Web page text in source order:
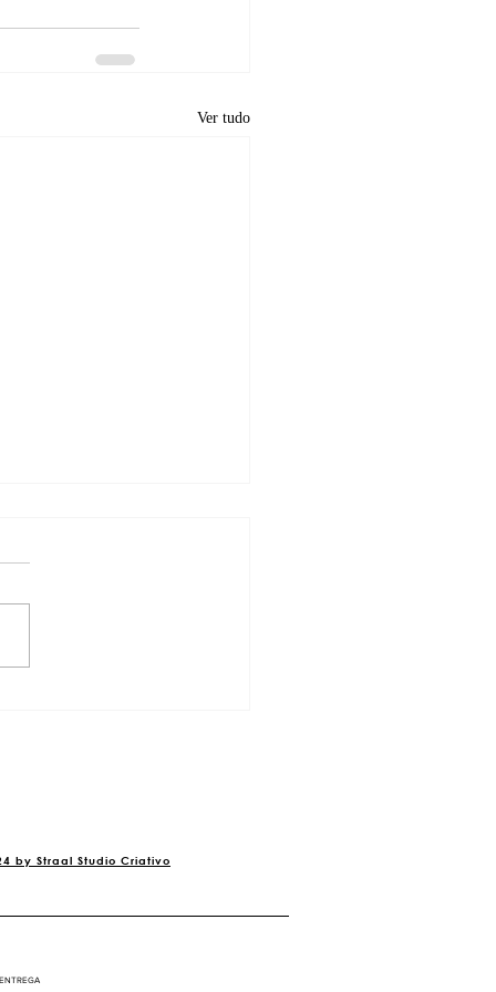
Ver tudo
by Straal Studio Criativo